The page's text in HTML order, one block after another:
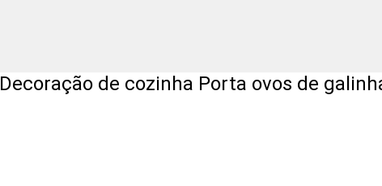
Decoração de cozinha Porta ovos de